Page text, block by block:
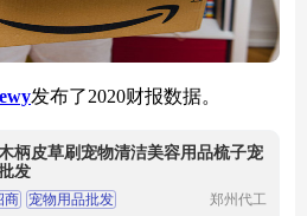
发布了2020财报数据。
柄皮草刷宠物清洁美容用品梳子宠
发
商 宠物用品批发
郑州代工